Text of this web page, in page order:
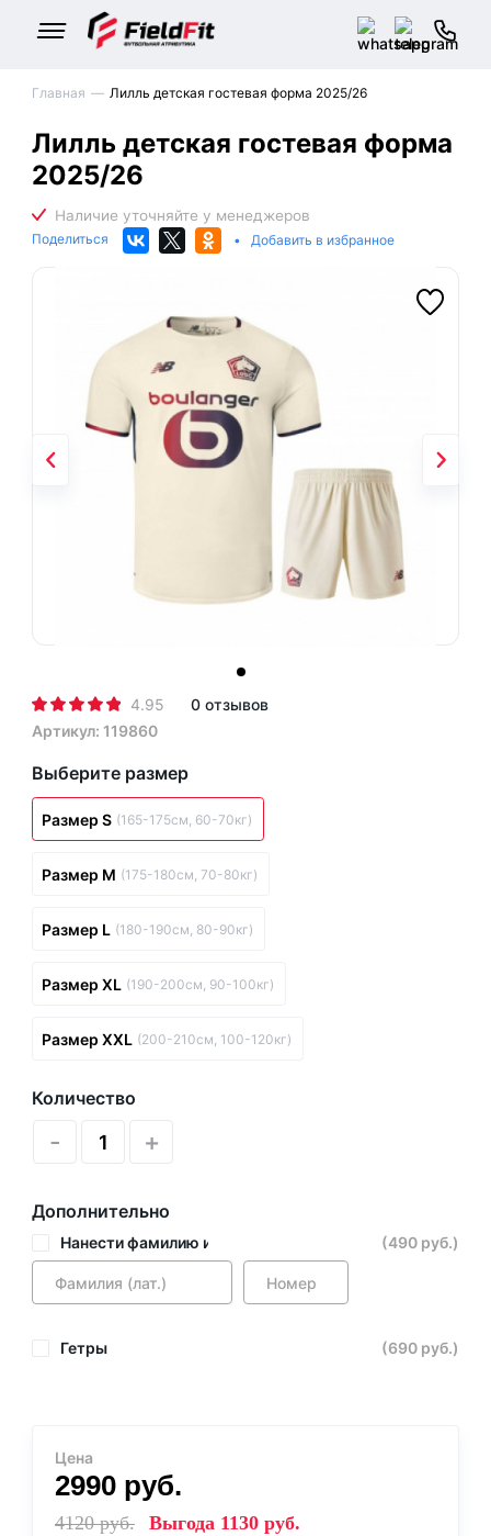
Главная Лилль детская гостевая форма 2025/26
Лилль детская гостевая форма
2025/26
Поделиться • Добавить в избранное
4.95
0 отзывов
Артикул: 119860
Выберите размер
Размер S (165-175см, 60-70кг)
Размер M (175-180см, 70-80кг)
Размер L (180-190см, 80-90кг)
Размер XL (190-200см, 90-100кг)
Размер XXL (200-210см, 100-120кг)
Количество
- +
Дополнительно
Нанести фамилию и номер (490 руб.)
Гетры (690 руб.)
Цена
2990 руб.
4120руб. Выгода 1130 руб.